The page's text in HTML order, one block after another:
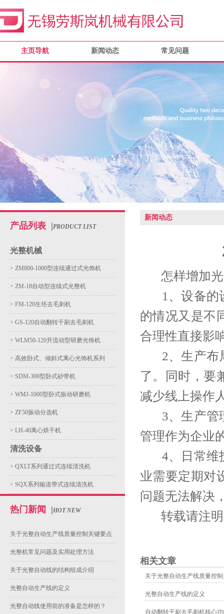
主页导航 新闻动态 常见问题
产品列表 |PRODUCT LIST
光整机械
> ZM800-1000型连续通过式光饰机
> ZM-18自动型连续式光整机
> FM-120生坯去毛刺机
> GS-120自动翻转干刷去毛刺机
> WLM50-120升流动型研磨光饰机
> 高效卧式、倾斜式离心光饰机系列
> SDM-300型卧式砂带机
> WMJ-1000型卧式振动研磨机
> ZF50振动分选机
> LH-40离心烘干机
清洗设备
> QXLT系列通过式连续清洗机
> SQX系列输送带式连续清洗机
热门新闻 |HOT NEW
关于光整自动生产线质量控制关键要点
光整机常见问题及实用处理方法
关于光整自动线的结构组成介绍
光整自动生产线的定义
光整自动线使用前的准备是怎样的？
新闻动态
怎样增加光
1、设备的设
的情况又是不
合理性直接影
2、生产布局
了。同时，要
减少线上操作
3、生产管理
管理作为企业
4、日常维护
业需要定期对
问题无法解决
转载请注明
相关文章
关于光整自动生产线质量控
光整自动生产线的定义
自动翻转干刷去毛刺机核心